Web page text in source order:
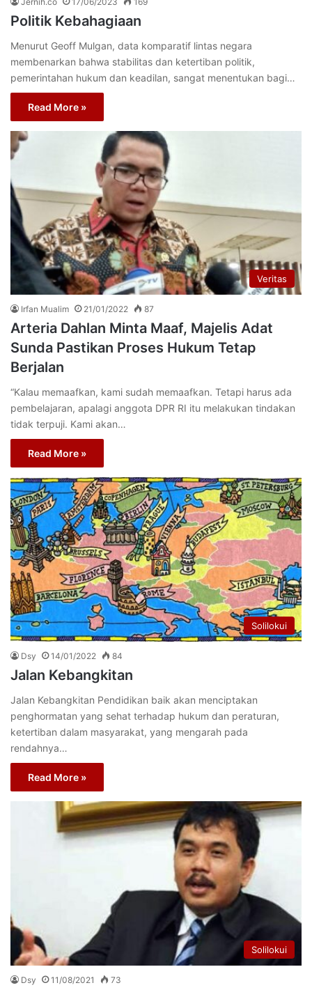
Politik Kebahagiaan
Menurut Geoff Mulgan, data komparatif lintas negara
membenarkan bahwa stabilitas dan ketertiban politik,
pemerintahan hukum dan keadilan, sangat menentukan bagi…
Read More »
Veritas
Irfan Mualim 21/01/2022 87
Arteria Dahlan Minta Maaf, Majelis Adat
Sunda Pastikan Proses Hukum Tetap
Berjalan
“Kalau memaafkan, kami sudah memaafkan. Tetapi harus ada
pembelajaran, apalagi anggota DPR RI itu melakukan tindakan
tidak terpuji. Kami akan…
Read More »
Solilokui
Dsy 14/01/2022 84
Jalan Kebangkitan
Jalan Kebangkitan Pendidikan baik akan menciptakan
penghormatan yang sehat terhadap hukum dan peraturan,
ketertiban dalam masyarakat, yang mengarah pada
rendahnya…
Read More »
Solilokui
Dsy 11/08/2021 73